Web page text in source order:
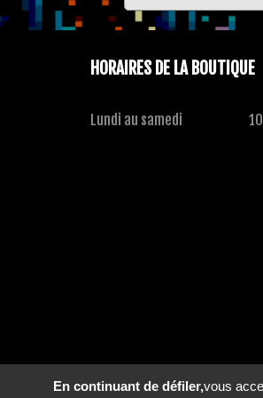
HORAIRES DE LA BOUTIQUE
Lundi au samedi
En continuant de défiler,vous